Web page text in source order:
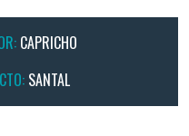
CAPRICHO
SANTAL